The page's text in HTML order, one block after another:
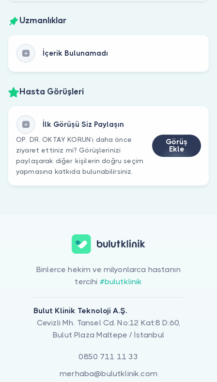
Uzmanlıklar
İçerik Bulunamadı
Hasta Görüşleri
İlk Görüşü Siz Paylaşın
OP. DR. OKTAY KORUN’ı daha önce
ziyaret ettiniz mi? Görüşlerinizi
paylaşarak diğer kişilerin doğru seçim
yapmasına katkıda bulunabilirsiniz.
Görüş
Ekle
Binlerce hekim ve milyonlarca hastanın
tercihi #bulutklinik
Bulut Klinik Teknoloji A.Ş.
Cevizli Mh. Tansel Cd. No:12 Kat:8 D:60,
Bulut Plaza Maltepe / İstanbul
0850 711 11 33
merhaba@bulutklinik.com